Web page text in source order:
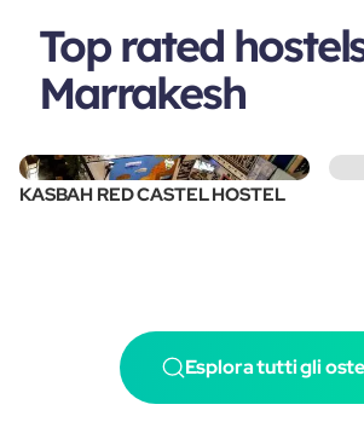
Top rated
Marrakesh
KASBAH RED CASTEL HOSTEL
Esplora tutti gli